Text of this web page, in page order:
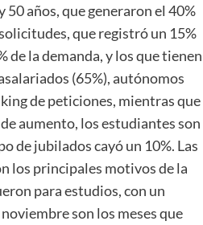
años, que generaron el 40%
que registró un 15%
de la demanda, y los que tienen
(65%), autónomos
de peticiones, mientras que
aumento, los estudiantes son
de jubilados cayó un 10%. Las
los principales motivos de la
para estudios, con un
son los meses que